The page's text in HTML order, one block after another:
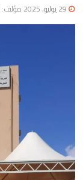
29 يوليو، 2025 مؤلف: